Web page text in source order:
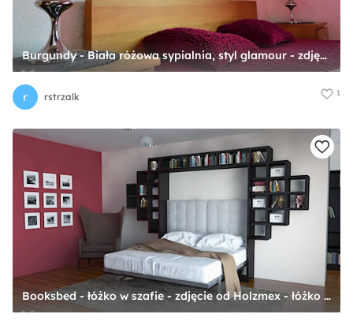
Burgundy - Biała różowa sypialnia, styl glamour - zdjęcie od rstrzalk
r rstrzalk 1
Booksbed - łóżko w szafie - zdjęcie od Holzmex - łóżko w szafie